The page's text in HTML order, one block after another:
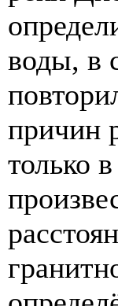
воды, в
причин
только